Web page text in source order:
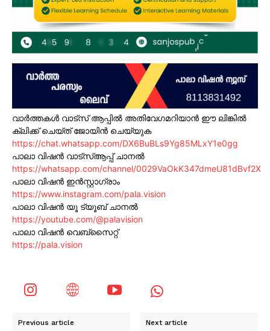
വാർത്തകൾ വാട്സ് ആപ്പിൽ അതിവേഗമറിയാൻ ഈ ലിങ്കിൽ
ക്ലിക്ക് ചെയ്ത് ജോയിൻ ചെയ്യുക
https://chat.whatsapp.com/DX6BuBLs9Yg85MLxY1e0gg
പാലാ വിഷൻ വാട്സ്ആപ്പ് ചാനൽ
https://whatsapp.com/channel/0029VaOkK347dmeU81dBvf2X
പാലാ വിഷൻ ഇൻസ്റ്റാഗ്രാം
https://www.instagram.com/pala.vision
പാലാ വിഷൻ യൂ ട്യൂബ് ചാനൽ
https://youtube.com/@palavision
പാലാ വിഷൻ വെബ്സൈറ്റ്
https://pala.vision
Previous article Next article